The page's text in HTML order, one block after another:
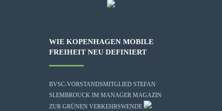
WIE KOPENHAGEN MOBILE
FREIHEIT NEU DEFINIERT
BVSC-VORSTANDSMITGLIED STEFAN
SLEMBROUCK IM MANAGER MAGAZIN
ZUR GRÜNEN VERKEHRSWENDE